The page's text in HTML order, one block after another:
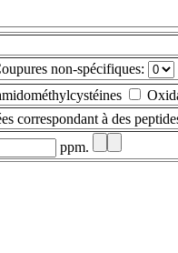
non-spécifiques:
correspondant à des
ppm.